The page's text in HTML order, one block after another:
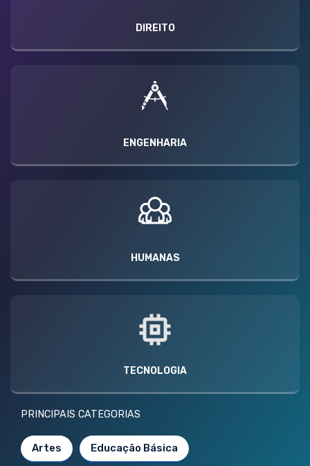
DIREITO
ENGENHARIA
HUMANAS
TECNOLOGIA
PRINCIPAIS CATEGORIAS
Artes Educação Básica